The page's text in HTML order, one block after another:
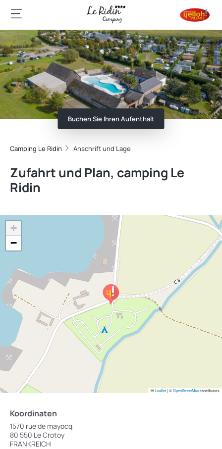
Buchen Sie Ihren Aufenthalt
Camping Le Ridin Anschrift und Lage
Zufahrt und Plan, camping Le
Ridin
Koordinaten
1570 rue de mayocq
80 550 Le Crotoy
FRANKREICH
+
−
Leaflet|©OpenStreetMapcontributors